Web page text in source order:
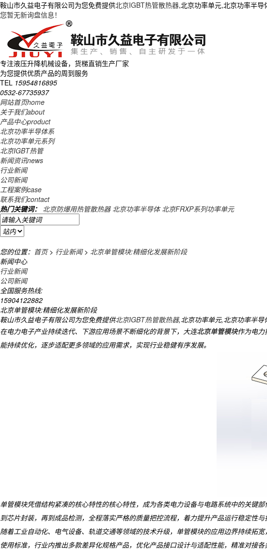
鞍山市久益电子有限公司为您免费提供北京IGBT热管散热器,北京功率单元,北京功率半导
您暂无新询盘信息！
专注液压升降机械设备，货梯直销生产厂家
为您提供优质产品的周到服务
TEL 15954816895
0532-67735937
网站首页home
关于我们about
产品中心product
北京功率半导体系
北京功率单元系列
北京IGBT热管
新闻资讯news
行业新闻
公司新闻
工程案例case
联系我们contact
热门关键词： 北京防爆用热管散热器 北京功率半导体 北京FRXP系列功率单元
您的位置： 首页> 行业新闻> 北京单管模块:精细化发展新阶段
新闻中心
行业新闻
公司新闻
全国服务热线:
15904122882
北京单管模块:精细化发展新阶段
鞍山市久益电子有限公司为您免费提供北京IGBT热管散热器,北京功率单元,北京功率半导
在电力电子产业持续迭代、下游应用场景不断细化的背景下，大连北京单管模块作为电力
能持续优化，逐步适配更多领域的应用需求，实现行业稳健有序发展。
单管模块凭借结构紧凑的核心特性的核心特性，成为各类电力设备与电路系统中的关键
到芯片封装，再到成品检测，全程落实严格的质量把控流程，着力提升产品运行稳定性
随着工业自动化、电气设备、轨道交通等领域的技术升级，单管模块的应用边界持续拓
使用标准，行业内推出多款差异化规格产品，优化产品接口设计与适配性能，精准对接